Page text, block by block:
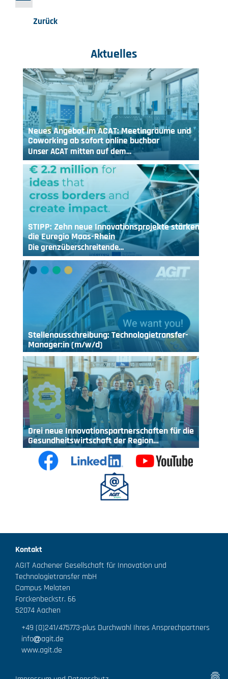
Zurück
Aktuelles
Neues Angebot im ACAT: Meetingräume und
Coworking ab sofort online buchbar
Unser ACAT mitten auf dem…
STIPP: Zehn neue Innovationsprojekte stärken
die Euregio Maas-Rhein
Die grenzüberschreitende…
Stellenausschreibung: Technologietransfer-
Manager:in (m/w/d)
Drei neue Innovationspartnerschaften für die
Gesundheitswirtschaft der Region…
Kontakt
AGIT Aachener Gesellschaft für Innovation und
Technologietransfer mbH
Campus Melaten
Forckenbeckstr. 66
52074 Aachen
+49 (0)241/475773-plus Durchwahl Ihres Ansprechpartners
info
agit.de
www.agit.de